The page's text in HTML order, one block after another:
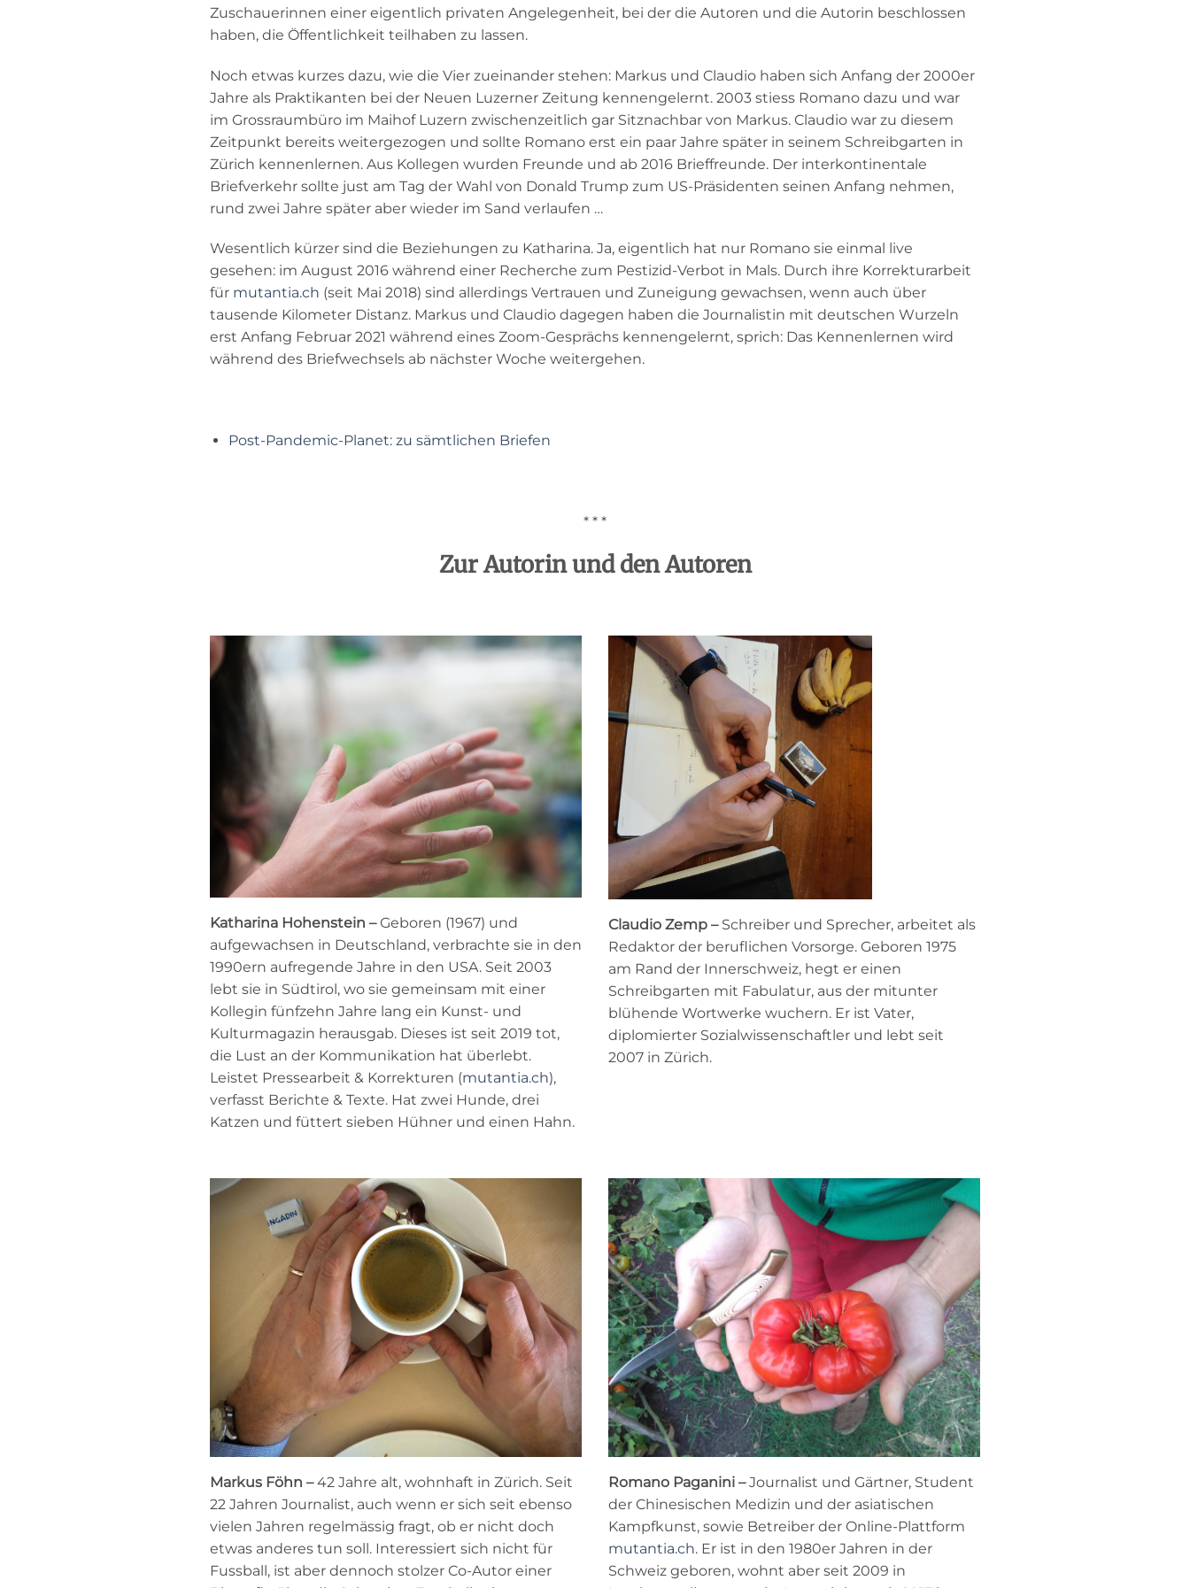
Zuschauerinnen einer eigentlich privaten Angelegenheit, bei der die Autoren und die Autorin beschlossen
haben, die Öffentlichkeit teilhaben zu lassen.
Noch etwas kurzes dazu, wie die Vier zueinander stehen: Markus und Claudio haben sich Anfang der 2000er
Jahre als Praktikanten bei der Neuen Luzerner Zeitung kennengelernt. 2003 stiess Romano dazu und war
im Grossraumbüro im Maihof Luzern zwischenzeitlich gar Sitznachbar von Markus. Claudio war zu diesem
Zeitpunkt bereits weitergezogen und sollte Romano erst ein paar Jahre später in seinem Schreibgarten in
Zürich kennenlernen. Aus Kollegen wurden Freunde und ab 2016 Brieffreunde. Der interkontinentale
Briefverkehr sollte just am Tag der Wahl von Donald Trump zum US-Präsidenten seinen Anfang nehmen,
rund zwei Jahre später aber wieder im Sand verlaufen …
Wesentlich kürzer sind die Beziehungen zu Katharina. Ja, eigentlich hat nur Romano sie einmal live
gesehen: im August 2016 während einer Recherche zum Pestizid-Verbot in Mals. Durch ihre Korrekturarbeit
für mutantia.ch (seit Mai 2018) sind allerdings Vertrauen und Zuneigung gewachsen, wenn auch über
tausende Kilometer Distanz. Markus und Claudio dagegen haben die Journalistin mit deutschen Wurzeln
erst Anfang Februar 2021 während eines Zoom-Gesprächs kennengelernt, sprich: Das Kennenlernen wird
während des Briefwechsels ab nächster Woche weitergehen.
Post-Pandemic-Planet: zu sämtlichen Briefen
* * *
Zur Autorin und den Autoren
Katharina Hohenstein –Geboren (1967) und
aufgewachsen in Deutschland, verbrachte sie in den
1990ern aufregende Jahre in den USA. Seit 2003
lebt sie in Südtirol, wo sie gemeinsam mit einer
Kollegin fünfzehn Jahre lang ein Kunst- und
Kulturmagazin herausgab. Dieses ist seit 2019 tot,
die Lust an der Kommunikation hat überlebt.
Leistet Pressearbeit & Korrekturen (mutantia.ch),
verfasst Berichte & Texte. Hat zwei Hunde, drei
Katzen und füttert sieben Hühner und einen Hahn.
Claudio Zemp – Schreiber und Sprecher, arbeitet als
Redaktor der beruflichen Vorsorge. Geboren 1975
am Rand der Innerschweiz, hegt er einen
Schreibgarten mit Fabulatur, aus der mitunter
blühende Wortwerke wuchern. Er ist Vater,
diplomierter Sozialwissenschaftler und lebt seit
2007 in Zürich.
Markus Föhn –42 Jahre alt, wohnhaft in Zürich. Seit
22 Jahren Journalist, auch wenn er sich seit ebenso
vielen Jahren regelmässig fragt, ob er nicht doch
etwas anderes tun soll. Interessiert sich nicht für
Fussball, ist aber dennoch stolzer Co-Autor einer
Romano Paganini –Journalist und Gärtner, Student
der Chinesischen Medizin und der asiatischen
Kampfkunst, sowie Betreiber der Online-Plattform
mutantia.ch. Er ist in den 1980er Jahren in der
Schweiz geboren, wohnt aber seit 2009 in